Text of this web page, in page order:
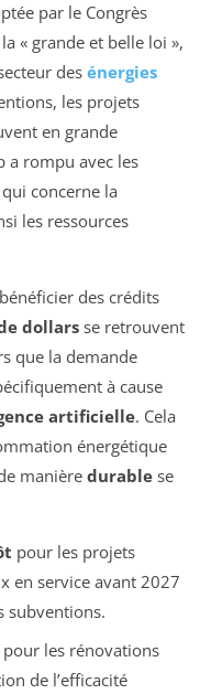
par le Congrès
« grande et belle loi »,
des énergies
les projets
en grande
a rompu avec les
concerne la
les ressources
des crédits
dollarsse retrouvent
que la demande
à cause
artificielle. Cela
énergétique
manière durable se
pour les projets
en service avant 2027
subventions.
les rénovations
de l’efficacité